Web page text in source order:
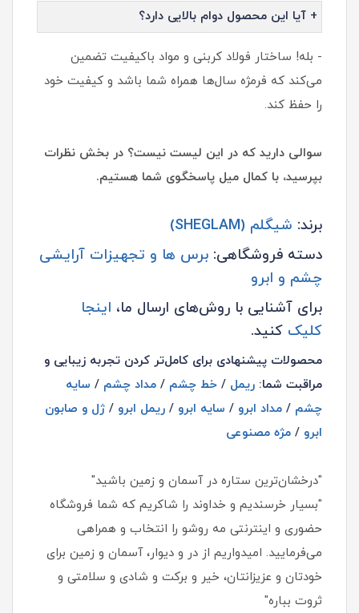
+ آیا این محصول دوام بالایی دارد؟
- بله! ساختار فولاد کربنی و مواد باکیفیت تضمین
می‌کند که فرمژه سال‌ها همراه شما باشد و کیفیت خود
را حفظ کند.
سوالی دارید که در این لیست نیست؟ در بخش نظرات
بپرسید، با کمال میل پاسخگوی شما هستیم.
برند: شیگلم (SHEGLAM)
دسته فروشگاهی: برس ها و تجهیزات آرایشی
چشم و ابرو
برای آشنایی با روش‌های ارسال ما، اینجا
کلیک کنید.
محصولات پیشنهادی برای کامل‌تر کردن تجربه زیبایی و
مراقبت شما: ریمل / خط چشم / مداد چشم / سایه
چشم / مداد ابرو / سایه ابرو / ریمل ابرو / ژل و صابون
ابرو / مژه مصنوعی
"درخشان‌ترین ستاره در آسمان و زمین باشید"
"بسیار خرسندیم و خداوند را شاکریم که شما فروشگاه
حضوری و اینترنتی مه روشو را انتخاب و همراهی
می‌فرمایید. امیدواریم از در و دیوار، آسمان و زمین برای
خودتان و عزیزانتان، خیر و برکت و شادی و سلامتی و
ثروت بباره"